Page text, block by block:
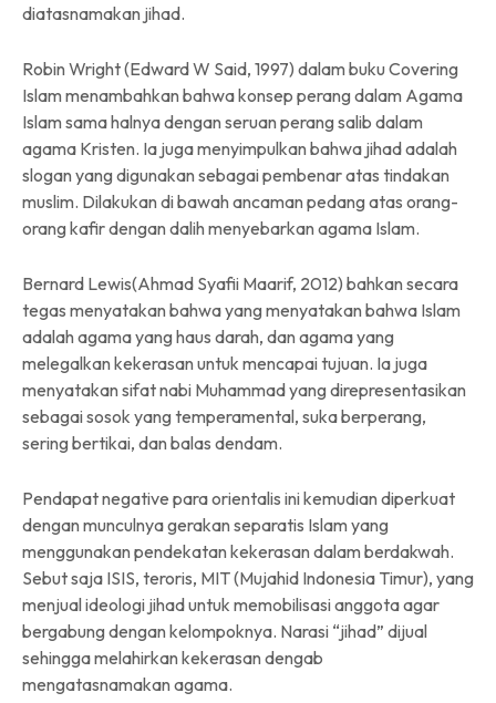
diatasnamakan jihad.
Robin Wright(Edward W Said, 1997) dalam buku Covering
Islam menambahkan bahwa konsep perang dalam Agama
Islam sama halnya dengan seruan perang salib dalam
agama Kristen. Ia juga menyimpulkan bahwa jihad adalah
slogan yang digunakan sebagai pembenar atas tindakan
muslim. Dilakukan di bawah ancaman pedang atas orang-
orang kafir dengan dalih menyebarkan agama Islam.
Bernard Lewis(Ahmad Syafii Maarif, 2012) bahkan secara
tegas menyatakan bahwa yang menyatakan bahwa Islam
adalah agama yang haus darah, dan agama yang
melegalkan kekerasan untuk mencapai tujuan. Ia juga
menyatakan sifat nabi Muhammad yang direpresentasikan
sebagai sosok yang temperamental, suka berperang,
sering bertikai, dan balas dendam.
Pendapat negative para orientalis ini kemudian diperkuat
dengan munculnya gerakan separatis Islam yang
menggunakan pendekatan kekerasan dalam berdakwah.
Sebut saja ISIS, teroris, MIT (Mujahid Indonesia Timur), yang
menjual ideologi jihad untuk memobilisasi anggota agar
bergabung dengan kelompoknya. Narasi “jihad” dijual
sehingga melahirkan kekerasan dengab
mengatasnamakan agama.